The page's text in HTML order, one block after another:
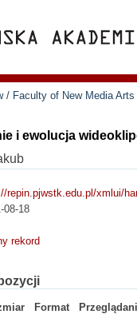
/ Faculty of New Media Arts
i ewolucja
repin.pjwstk.edu.pl/xmlui/
08-18
rekord
Format